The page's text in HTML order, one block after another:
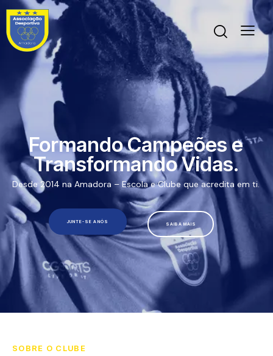
SAIBA MAIS
JUNTE-SE A NÓS
Desde 2014 na Amadora – Escola e Clube que acredita em ti.
Formando Campeões e
Transformando Vidas.
SOBRE O CLUBE